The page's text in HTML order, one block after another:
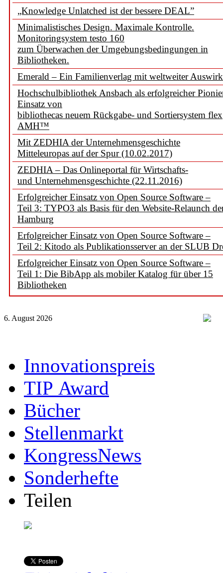
„Knowledge Unlatched ist der bessere DEAL”
Minimalistisches Design. Maximale Kontrolle.
Monitoringsystem testo 160
zum Überwachen der Umgebungsbedingungen in
Bibliotheken.
Emerald – Ein Familienverlag mit weltweiter
Hochschulbibliothek Ansbach als erfolgreicher
Einsatz von
bibliothecas neuem Rückgabe- und Sortiersystem flex
AMH™
Mit ZEDHIA der Unternehmensgeschichte
Mitteleuropas auf der Spur (10.02.2017)
ZEDHIA – Das Onlineportal für Wirtschafts-
und Unternehmensgeschichte (22.11.2016)
Erfolgreicher Einsatz von Open Source Software –
Teil 3: TYPO3 als Basis für den Website-Relaunch
Hamburg
Erfolgreicher Einsatz von Open Source Software –
Teil 2: Kitodo als Publikationsserver an der SLUB
Erfolgreicher Einsatz von Open Source Software –
Teil 1: Die BibApp als mobiler Katalog für über 15
Bibliotheken
6. August 2026
Innovationspreis
TIP Award
Bücher
Stellenmarkt
KongressNews
Sonderhefte
Teilen